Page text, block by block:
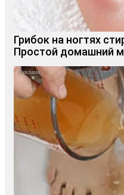
Грибок на ногтях
Простой домашний